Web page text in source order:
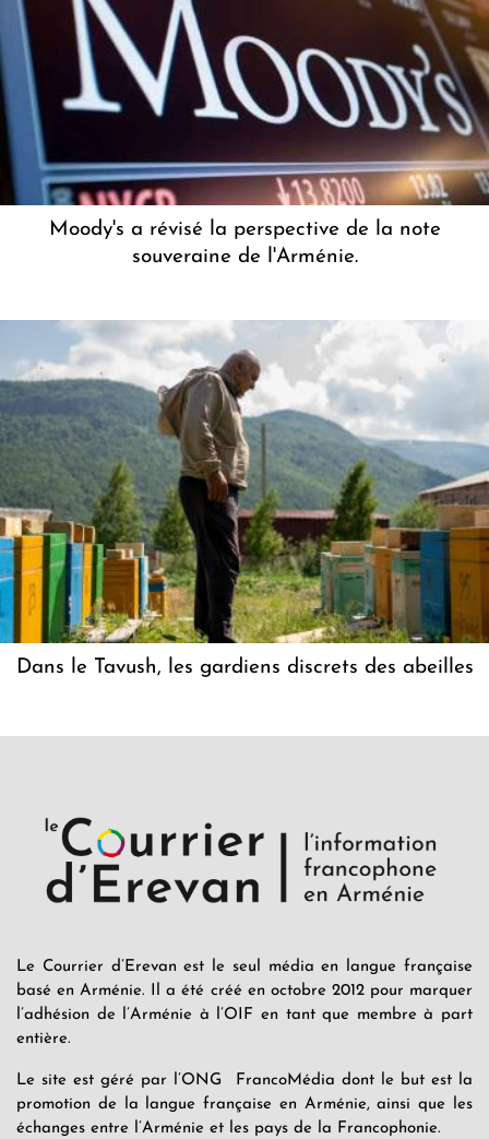
Moody's a révisé la perspective de la note
souveraine de l'Arménie.
Dans le Tavush, les gardiens discrets des abeilles
Le Courrier d’Erevan est le seul média en langue française
basé en Arménie. Il a été créé en octobre 2012 pour marquer
l’adhésion de l’Arménie à l’OIF en tant que membre à part
entière.
Le site est géré par l’ONG FrancoMédia dont le but est la
promotion de la langue française en Arménie, ainsi que les
échanges entre l’Arménie et les pays de la Francophonie.